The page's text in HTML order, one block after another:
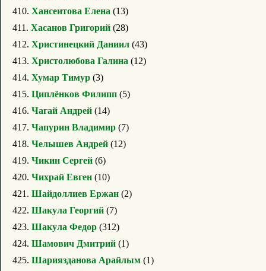
410. Хансеитова Елена (13)
411. Хасанов Григорий (28)
412. Христинецкий Даниил (43)
413. Христолюбова Галина (12)
414. Хумар Тимур (3)
415. Циплёнков Филипп (5)
416. Чагай Андрей (14)
417. Чапурин Владимир (7)
418. Челышев Андрей (12)
419. Чикин Сергей (6)
420. Чихрай Евген (10)
421. Шайдоллиев Ержан (2)
422. Шакула Георгий (7)
423. Шакула Федор (312)
424. Шамович Дмитрий (1)
425. Шариязданова Арайлым (1)